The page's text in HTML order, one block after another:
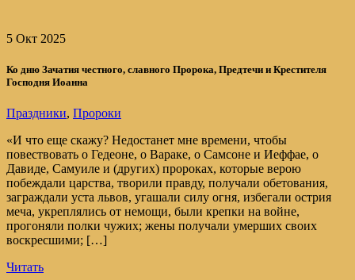
5 Окт 2025
Ко дню Зачатия честного, славного Пророка, Предтечи и Крестителя
Господня Иоанна
Праздники, Пророки
«И что еще скажу? Недостанет мне времени, чтобы
повествовать о Гедеоне, о Вараке, о Самсоне и Иеффае, о
Давиде, Самуиле и (других) пророках, которые верою
побеждали царства, творили правду, получали обетования,
заграждали уста львов, угашали силу огня, избегали острия
меча, укреплялись от немощи, были крепки на войне,
прогоняли полки чужих; жены получали умерших своих
воскресшими; […]
Читать